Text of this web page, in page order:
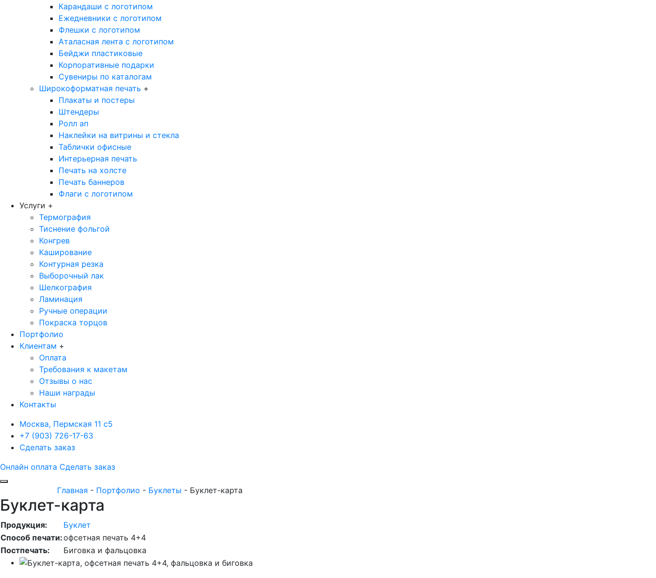
Карандаши с логотипом
Ежедневники с логотипом
Флешки с логотипом
Аталасная лента с логотипом
Бейджи пластиковые
Корпоративные подарки
Сувениры по каталогам
Широкоформатная печать +
Плакаты и постеры
Штендеры
Ролл ап
Наклейки на витрины и стекла
Таблички офисные
Интерьерная печать
Печать на холсте
Печать баннеров
Флаги с логотипом
Услуги +
Термография
Тиснение фольгой
Конгрев
Каширование
Контурная резка
Выборочный лак
Шелкография
Ламинация
Ручные операции
Покраска торцов
Портфолио
Клиентам +
Оплата
Требования к макетам
Отзывы о нас
Наши награды
Контакты
Москва, Пермская 11 с5
+7 (903) 726-17-63
Сделать заказ
Онлайн оплата Сделать заказ
Главная - Портфолио - Буклеты - Буклет-карта
Буклет-карта
Продукция:
Буклет
Способ печати:офсетная печать 4+4
Постпечать:
Биговка и фальцовка